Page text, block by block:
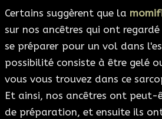
Certains suggèrent que la
sur nos ancêtres qui ont
se préparer pour un vol dans
possibilité consiste à être gelé
vous vous trouvez dans ce
Et ainsi, nos ancêtres ont peut-
de préparation, et ensuite ils